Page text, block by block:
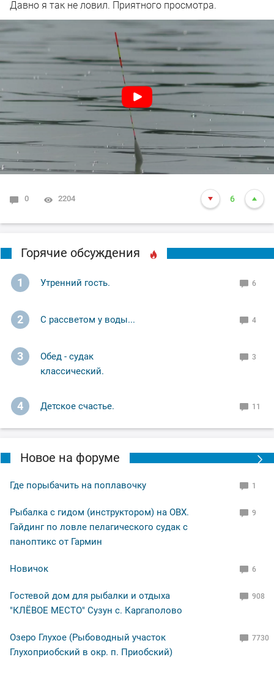
что могу сказать: - Херабуна рулит !!! Всем добра.
Давно я так не ловил. Приятного просмотра.
0 2204 6
Горячие обсуждения
1 Утренний гость. 6
2 С рассветом у воды... 4
3
Обед - судак
классический.
3
4 Детское счастье. 11
Новое на форуме
Где порыбачить на поплавочку 1
Рыбалка с гидом (инструктором) на ОВХ.
Гайдинг по ловле пелагического судак с
паноптикс от Гармин
9
Новичок 6
Гостевой дом для рыбалки и отдыха
"КЛЁВОЕ МЕСТО" Сузун с. Каргаполово
908
Озеро Глухое (Рыбоводный участок
Глухоприобский в окр. п. Приобский)
7730